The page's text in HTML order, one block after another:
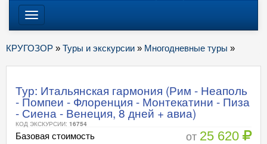
Меню
КРУГОЗОР » Туры и экскурсии » Многодневные туры »
Тур: Итальянская гармония (Рим - Неаполь
- Помпеи - Флоренция - Монтекатини - Пиза
- Сиена - Венеция, 8 дней + авиа)
КОД ЭКСКУРСИИ: 16754
Базовая стоимость от 25 620